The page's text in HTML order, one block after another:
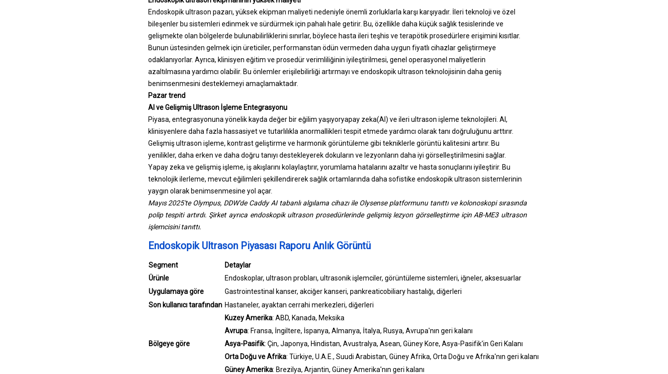
Endoskopik ultrason pazarı, yüksek ekipman maliyeti nedeniyle önemli zorluklarla karşı karşıyadır. İleri teknoloji ve özel
bileşenler bu sistemleri edinmek ve sürdürmek için pahalı hale getirir. Bu, özellikle daha küçük sağlık tesislerinde ve
gelişmekte olan bölgelerde bulunabilirliklerini sınırlar, böylece hasta ileri teşhis ve terapötik prosedürlere erişimini kısıtlar.
Bunun üstesinden gelmek için üreticiler, performanstan ödün vermeden daha uygun fiyatlı cihazlar geliştirmeye
odaklanıyorlar. Ayrıca, klinisyen eğitim ve prosedür verimliliğinin iyileştirilmesi, genel operasyonel maliyetlerin
azaltılmasına yardımcı olabilir. Bu önlemler erişilebilirliği artırmayı ve endoskopik ultrason teknolojisinin daha geniş
benimsenmesini desteklemeyi amaçlamaktadır.
Pazar trend
AI ve Gelişmiş Ultrason İşleme Entegrasyonu
Piyasa, entegrasyonuna yönelik kayda değer bir eğilim yaşıyoryapay zeka(AI) ve ileri ultrason işleme teknolojileri. AI,
klinisyenlere daha fazla hassasiyet ve tutarlılıkla anormallikleri tespit etmede yardımcı olarak tanı doğruluğunu arttırır.
Gelişmiş ultrason işleme, kontrast geliştirme ve harmonik görüntüleme gibi tekniklerle görüntü kalitesini artırır. Bu
yenilikler, daha erken ve daha doğru tanıyı destekleyerek dokuların ve lezyonların daha iyi görselleştirilmesini sağlar.
Yapay zeka ve gelişmiş işleme, iş akışlarını kolaylaştırır, yorumlama hatalarını azaltır ve hasta sonuçlarını iyileştirir. Bu
teknolojik ilerleme, mevcut eğilimleri şekillendirerek sağlık ortamlarında daha sofistike endoskopik ultrason sistemlerinin
yaygın olarak benimsenmesine yol açar.
Mayıs 2025'te Olympus, DDW'de Caddy AI tabanlı algılama cihazı ile Olysense platformunu tanıttı ve kolonoskopi sırasında
polip tespiti artırdı. Şirket ayrıca endoskopik ultrason prosedürlerinde gelişmiş lezyon görselleştirme için AB-ME3 ultrason
işlemcisini tanıttı.
Endoskopik Ultrason Piyasası Raporu Anlık Görüntü
Segment
Detaylar
Ürünle
Endoskoplar, ultrason probları, ultrasonik işlemciler, görüntüleme sistemleri, iğneler, aksesuarlar
Uygulamaya göre
Gastrointestinal kanser, akciğer kanseri, pankreaticobiliary hastalığı, diğerleri
Son kullanıcı tarafından Hastaneler, ayaktan cerrahi merkezleri, diğerleri
Bölgeye göre
Kuzey Amerika: ABD, Kanada, Meksika
Avrupa: Fransa, İngiltere, İspanya, Almanya, İtalya, Rusya, Avrupa'nın geri kalanı
Asya-Pasifik: Çin, Japonya, Hindistan, Avustralya, Asean, Güney Kore, Asya-Pasifik'in Geri Kalanı
Orta Doğu ve Afrika: Türkiye, U.A.E., Suudi Arabistan, Güney Afrika, Orta Doğu ve Afrika'nın geri kalanı
Güney Amerika: Brezilya, Arjantin, Güney Amerika'nın geri kalanı